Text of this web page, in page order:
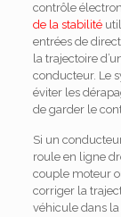
contrôle
de la stabilité
entrées de
la trajectoire
conducteur. Le
éviter les
de garder le
Si un
roule en ligne
couple moteur
corriger la
véhicule dans